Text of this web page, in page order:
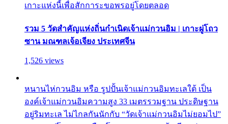
เกาะแห่งนี้เพื่อสักการะขอพรอยู่โดยตลอด
รวม 5 วัดสำคัญแห่งถิ่นกำเนิดเจ้าแม่กวนอิม | เกาะผู่โถว
ซาน มณฑลเจ้อเจียง ประเทศจีน
1,526 views
หนานไห่กวนอิม หรือ รูปปั้นเจ้าแม่กวนอิมทะเลใต้ เป็น
องค์เจ้าแม่กวนอิมความสูง 33 เมตรรวมฐาน ประดิษฐาน
อยู่ริมทะเล ไม่ไกลกันนักกับ “วัดเจ้าแม่กวนอิมไม่ยอมไป”